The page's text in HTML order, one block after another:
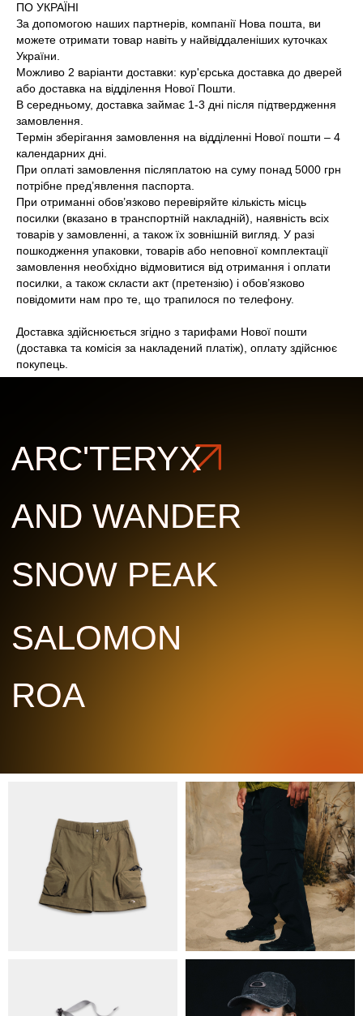
ПО УКРАЇНІ
За допомогою наших партнерів, компанії Нова пошта, ви
можете отримати товар навіть у найвіддаленіших куточках
України.
Можливо 2 варіанти доставки: кур'єрська доставка до дверей
або доставка на відділення Нової Пошти.
В середньому, доставка займає 1-3 дні після підтвердження
замовлення.
Термін зберігання замовлення на відділенні Нової пошти – 4
календарних дні.
При оплаті замовлення післяплатою на суму понад 5000 грн
потрібне пред’явлення паспорта.
При отриманні обов’язково перевіряйте кількість місць
посилки (вказано в транспортній накладній), наявність всіх
товарів у замовленні, а також їх зовнішній вигляд. У разі
пошкодження упаковки, товарів або неповної комплектації
замовлення необхідно відмовитися від отримання і оплати
посилки, а також скласти акт (претензію) і обов’язково
повідомити нам про те, що трапилося по телефону.
Доставка здійснюється згідно з тарифами Нової пошти
(доставка та комісія за накладений платіж), оплату здійснює
покупець.
ROA
ROA
SALOMON
SALOMON
SNOW PEAK
SNOW PEAK
AND WANDER
AND WANDER
ARC'TERYX
ARC'TERYX